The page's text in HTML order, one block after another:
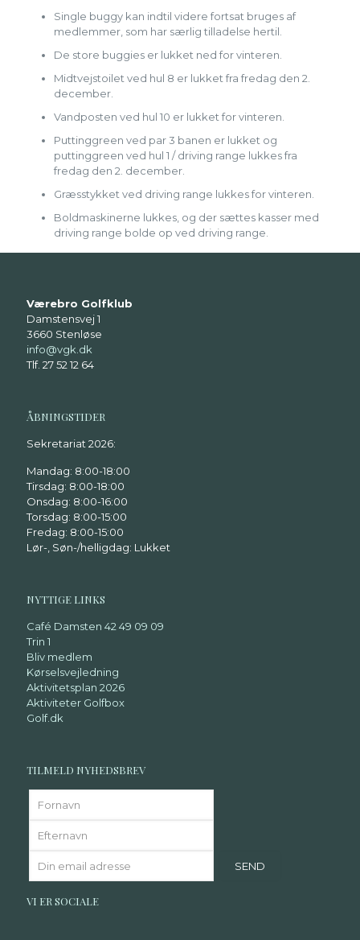
Single buggy kan indtil videre fortsat bruges af
medlemmer, som har særlig tilladelse hertil.
De store buggies er lukket ned for vinteren.
Midtvejstoilet ved hul 8 er lukket fra fredag den 2.
december.
Vandposten ved hul 10 er lukket for vinteren.
Puttinggreen ved par 3 banen er lukket og
puttinggreen ved hul 1 / driving range lukkes fra
fredag den 2. december.
Græsstykket ved driving range lukkes for vinteren.
Boldmaskinerne lukkes, og der sættes kasser med
driving range bolde op ved driving range.
Værebro Golfklub
Damstensvej 1
3660 Stenløse
info@vgk.dk
Tlf. 27 52 12 64
ÅBNINGSTIDER
Sekretariat 2026:
Mandag: 8:00-18:00
Tirsdag: 8:00-18:00
Onsdag: 8:00-16:00
Torsdag: 8:00-15:00
Fredag: 8:00-15:00
Lør-, Søn-/helligdag: Lukket
NYTTIGE LINKS
Café Damsten 42 49 09 09
Trin 1
Bliv medlem
Kørselsvejledning
Aktivitetsplan 2026
Aktiviteter Golfbox
Golf.dk
TILMELD NYHEDSBREV
VI ER SOCIALE